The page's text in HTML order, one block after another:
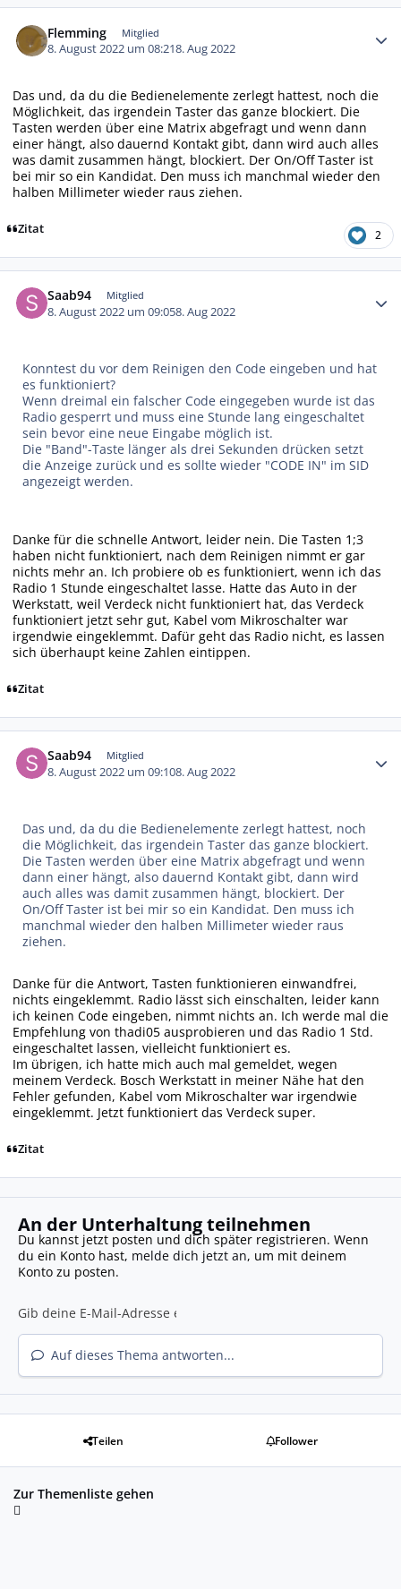
Flemming Mitglied
8. August 2022 um 08:218. Aug 2022
Das und, da du die Bedienelemente zerlegt hattest, noch die
Möglichkeit, das irgendein Taster das ganze blockiert. Die
Tasten werden über eine Matrix abgefragt und wenn dann
einer hängt, also dauernd Kontakt gibt, dann wird auch alles
was damit zusammen hängt, blockiert. Der On/Off Taster ist
bei mir so ein Kandidat. Den muss ich manchmal wieder den
halben Millimeter wieder raus ziehen.
Zitat 2
Saab94 Mitglied
8. August 2022 um 09:058. Aug 2022
Konntest du vor dem Reinigen den Code eingeben und hat
es funktioniert?
Wenn dreimal ein falscher Code eingegeben wurde ist das
Radio gesperrt und muss eine Stunde lang eingeschaltet
sein bevor eine neue Eingabe möglich ist.
Die "Band"-Taste länger als drei Sekunden drücken setzt
die Anzeige zurück und es sollte wieder "CODE IN" im SID
angezeigt werden.
Danke für die schnelle Antwort, leider nein. Die Tasten 1;3
haben nicht funktioniert, nach dem Reinigen nimmt er gar
nichts mehr an. Ich probiere ob es funktioniert, wenn ich das
Radio 1 Stunde eingeschaltet lasse. Hatte das Auto in der
Werkstatt, weil Verdeck nicht funktioniert hat, das Verdeck
funktioniert jetzt sehr gut, Kabel vom Mikroschalter war
irgendwie eingeklemmt. Dafür geht das Radio nicht, es lassen
sich überhaupt keine Zahlen eintippen.
Zitat
Saab94 Mitglied
8. August 2022 um 09:108. Aug 2022
Das und, da du die Bedienelemente zerlegt hattest, noch
die Möglichkeit, das irgendein Taster das ganze blockiert.
Die Tasten werden über eine Matrix abgefragt und wenn
dann einer hängt, also dauernd Kontakt gibt, dann wird
auch alles was damit zusammen hängt, blockiert. Der
On/Off Taster ist bei mir so ein Kandidat. Den muss ich
manchmal wieder den halben Millimeter wieder raus
ziehen.
Danke für die Antwort, Tasten funktionieren einwandfrei,
nichts eingeklemmt. Radio lässt sich einschalten, leider kann
ich keinen Code eingeben, nimmt nichts an. Ich werde mal die
Empfehlung von thadi05 ausprobieren und das Radio 1 Std.
eingeschaltet lassen, vielleicht funktioniert es.
Im übrigen, ich hatte mich auch mal gemeldet, wegen
meinem Verdeck. Bosch Werkstatt in meiner Nähe hat den
Fehler gefunden, Kabel vom Mikroschalter war irgendwie
eingeklemmt. Jetzt funktioniert das Verdeck super.
Zitat
An der Unterhaltung teilnehmen
Du kannst jetzt posten und dich später registrieren. Wenn
du ein Konto hast, melde dich jetzt an, um mit deinem
Konto zu posten.
Auf dieses Thema antworten...
Teilen Follower
Zur Themenliste gehen